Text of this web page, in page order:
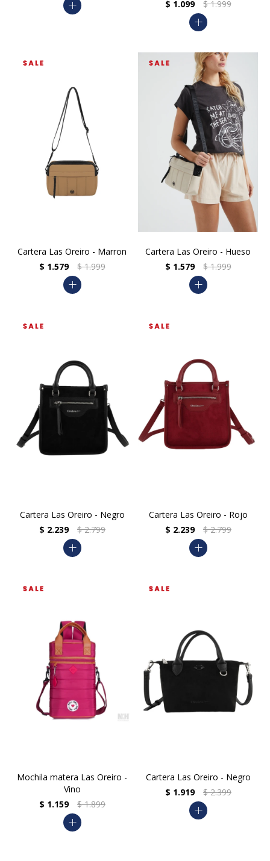
add $ 1.099 $ 1.999
add
Cartera Las Oreiro - Marron
$ 1.579 $ 1.999
add
Cartera Las Oreiro - Hueso
$ 1.579 $ 1.999
add
Cartera Las Oreiro - Negro
$ 2.239 $ 2.799
add
Cartera Las Oreiro - Rojo
$ 2.239 $ 2.799
add
Mochila matera Las Oreiro -
Vino
$ 1.159 $ 1.899
add
Cartera Las Oreiro - Negro
$ 1.919 $ 2.399
add